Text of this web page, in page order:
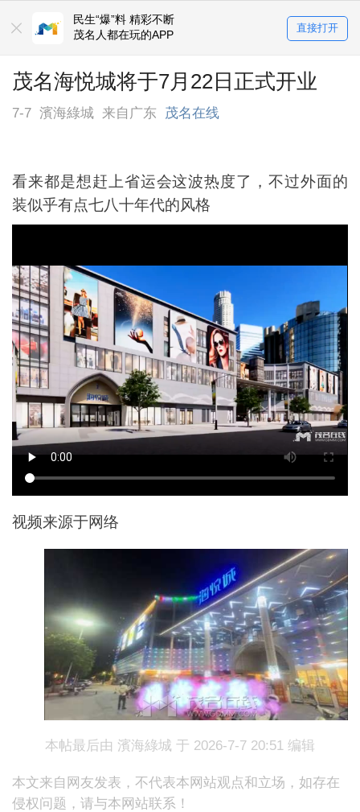
民生“爆”料 精彩不断
茂名人都在玩的APP
直接打开
茂名海悦城将于7月22日正式开业
7-7 濱海綠城 来自广东 茂名在线
看来都是想赶上省运会这波热度了，不过外面的
装似乎有点七八十年代的风格
视频来源于网络
本帖最后由 濱海綠城 于 2026-7-7 20:51 编辑
本文来自网友发表，不代表本网站观点和立场，如存在
侵权问题，请与本网站联系！